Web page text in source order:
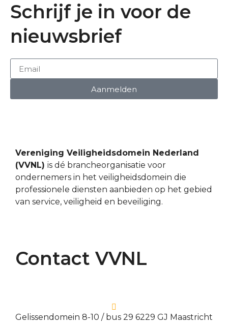
Schrijf je in voor de
nieuwsbrief
Aanmelden
Vereniging Veiligheidsdomein Nederland
(VVNL) is dé brancheorganisatie voor
ondernemers in het veiligheidsdomein die
professionele diensten aanbieden op het gebied
van service, veiligheid en beveiliging.
Contact VVNL
Gelissendomein 8-10 / bus 29 6229 GJ Maastricht